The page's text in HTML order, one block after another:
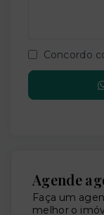
Concordo
Agende
Faça um
melhor o